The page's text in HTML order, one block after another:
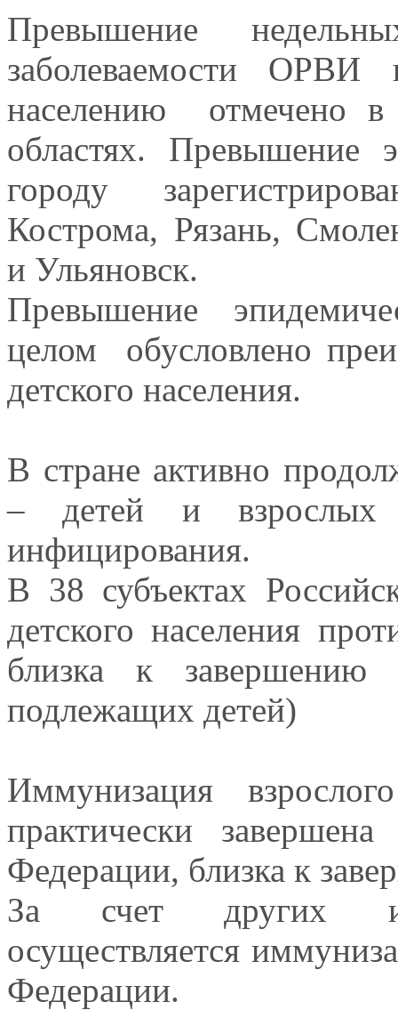
Превышение
заболеваемости
населению отмечено в
областях. Превышение
городу
Кострома, Рязань,
и Ульяновск.
Превышение
целом обусловлено
детского населения.
В стране активно
– детей и взрослых
инфицирования.
В 38 субъектах
детского населения
близка к
подлежащих детей)
Иммунизация
практически
Федерации, близка к
За счет других
осуществляется
Федерации.